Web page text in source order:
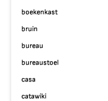
boekenkast
bruin
bureau
bureaustoel
casa
catawiki